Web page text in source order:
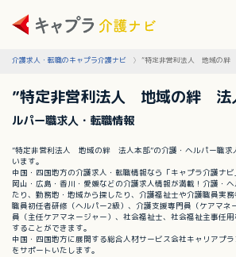
介護求人・転職のキャプラ介護ナビ ”特定非営利法人 地域の絆
”特定非営利法人 地域の絆 法
ルパー職求人・転職情報
”特定非営利法人 地域の絆 法人本部”の介護・ヘルパー職求
います。
中国・四国地方の介護求人・転職情報なら「キャプラ介護ナビ
岡山・広島・香川・愛媛などの介護求人情報が満載！介護・
たり、勤務地・地域から探したり、介護福祉士や介護職員実
職員初任者研修（ヘルパー2級）、介護支援専門員（ケアマネ
員（主任ケアマネージャー）、社会福祉士、社会福祉主事任
することができます。
中国・四国地方に展開する総合人材サービス会社キャリアプ
をサポートいたします。